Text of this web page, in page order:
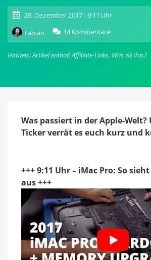
28. Dezember 2017 - 9:11 Uhr
Fabian
14 Kommentare
appgefahren
Ticker
Dezember
Hinweis: Artikel enthält Affiliate-Links. Was ist das?
Was passiert in der Apple-Welt?
Ticker verrät es euch kurz und
+++ 9:11 Uhr – iMac Pro: So
aus +++